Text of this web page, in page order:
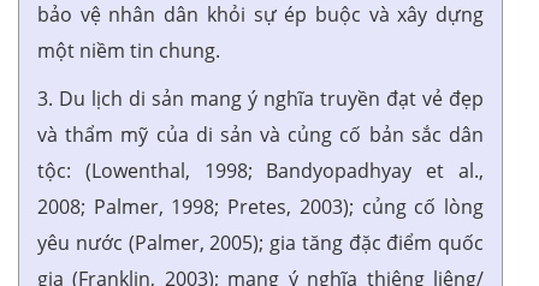
bảo vệ nhân dân khỏi sự ép buộc và xây dựng
một niềm tin chung.
3. Du lịch di sản mang ý nghĩa truyền đạt vẻ đẹp
và thẩm mỹ của di sản và củng cố bản sắc dân
tộc: (Lowenthal, 1998; Bandyopadhyay et al.,
2008; Palmer, 1998; Pretes, 2003); củng cố lòng
yêu nước (Palmer, 2005); gia tăng đặc điểm quốc
gia (Franklin, 2003); mang ý nghĩa thiêng liêng/